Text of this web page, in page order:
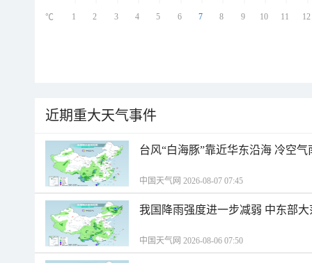
1 2 3 4 5 6 7 8 9 10 11 12
℃
近期重大天气事件
台风“白海豚”靠近华东沿海 冷空
中国天气网 2026-08-07 07:45
我国降雨强度进一步减弱 中东部
中国天气网 2026-08-06 07:50